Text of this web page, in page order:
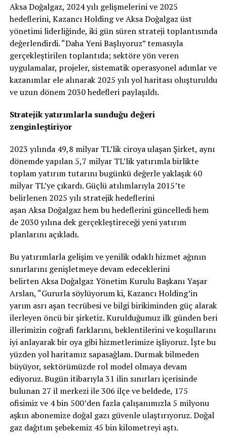
AksaDoğalgaz, 2024 yılı gelişmelerini ve 2025
hedeflerini, Kazancı Holding veAksaDoğalgaz üst
yönetimi liderliğinde, iki gün süren strateji toplantısında
değerlendirdi. “Daha Yeni Başlıyoruz” temasıyla
gerçekleştirilen toplantıda; sektöre yön veren
uygulamalar, projeler, sistematik operasyonel adımlar ve
kazanımlar ele alınarak 2025 yılı yol haritası oluşturuldu
ve uzun dönem 2030 hedefleri paylaşıldı.
Stratejik yatırımlarla sunduğu değeri
zenginleştiriyor
2023 yılında 49,8 milyar TL’lik ciroya ulaşan Şirket, aynı
dönemde yapılan 5,7 milyar TL’lik yatırımla birlikte
toplam yatırım tutarını bugünkü değerle yaklaşık 60
milyar TL’ye çıkardı. Güçlü atılımlarıyla 2015’te
belirlenen 2025 yılı stratejik hedeflerini
aşanAksaDoğalgaz hem bu hedeflerini güncelledi hem
de 2030 yılına dek gerçekleştireceği yeni yatırım
planlarını açıkladı.
Bu yatırımlarla gelişim ve yenilik odaklı hizmet ağının
sınırlarını genişletmeye devam edeceklerini
belirtenAksaDoğalgaz Yönetim Kurulu Başkanı Yaşar
Arslan, “Gururla söylüyorum ki, Kazancı Holding’in
yarım asrı aşan tecrübesi ve bilgi birikiminden güç alarak
ilerleyen öncü bir şirketiz. Kurulduğumuz ilk günden beri
illerimizin coğrafi farklarını, beklentilerini ve koşullarını
iyi anlayarak bir oya gibi hizmetlerimize işliyoruz. İşte bu
yüzden yol haritamız sapasağlam. Durmak bilmeden
büyüyor, sektörümüzde rol model olmaya devam
ediyoruz. Bugün itibarıyla 31 ilin sınırları içerisinde
bulunan 27 il merkezi ile 306 ilçe ve beldede, 175
ofisimiz ve 4 bin 500’den fazla çalışanımızla 5 milyonu
aşkın abonemize doğal gazı güvenle ulaştırıyoruz. Doğal
gaz dağıtım şebekemiz 45 bin kilometreyi aştı.